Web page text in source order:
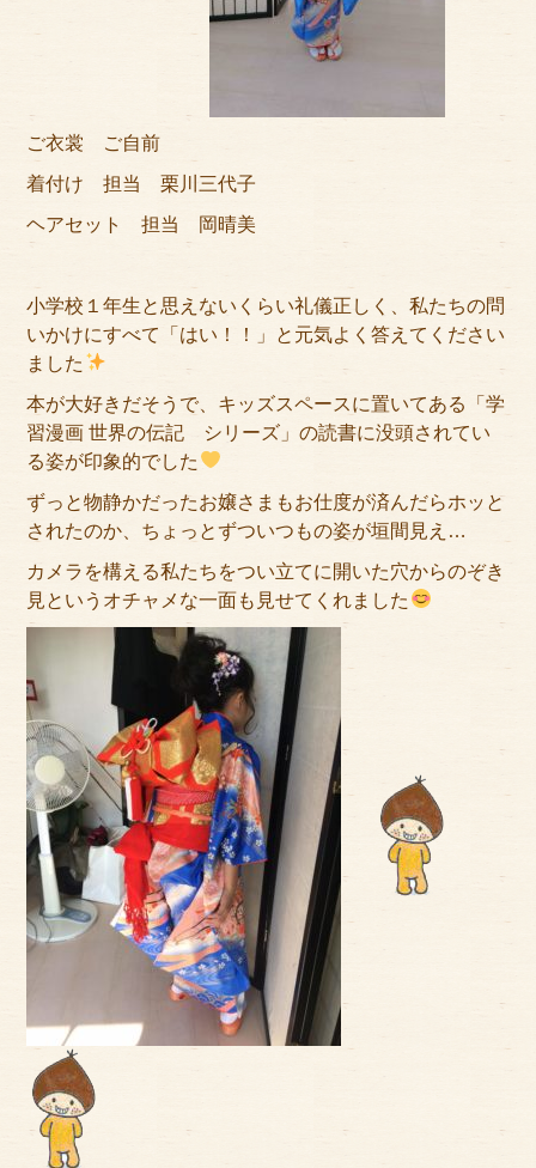
サイトマップ
ご衣裳 ご自前
着付け 担当 栗川三代子
ヘアセット 担当 岡晴美
小学校１年生と思えないくらい礼儀正しく、私たちの問
いかけにすべて「はい！！」と元気よく答えてください
ました
本が大好きだそうで、キッズスペースに置いてある「学
習漫画 世界の伝記 シリーズ」の読書に没頭されてい
る姿が印象的でした
ずっと物静かだったお嬢さまもお仕度が済んだらホッと
されたのか、ちょっとずついつもの姿が垣間見え…
カメラを構える私たちをつい立てに開いた穴からのぞき
見というオチャメな一面も見せてくれました